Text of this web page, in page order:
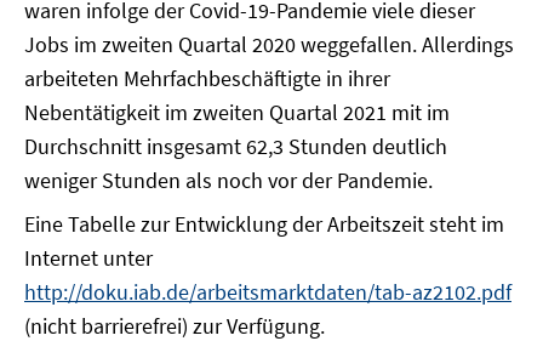
waren infolge der Covid-19-Pandemie viele dieser
Jobs im zweiten Quartal 2020 weggefallen. Allerdings
arbeiteten Mehrfachbeschäftigte in ihrer
Nebentätigkeit im zweiten Quartal 2021 mit im
Durchschnitt insgesamt 62,3 Stunden deutlich
weniger Stunden als noch vor der Pandemie.
Eine Tabelle zur Entwicklung der Arbeitszeit steht im
Internet unter
http://doku.iab.de/arbeitsmarktdaten/tab-az2102.pdf
(nicht barrierefrei) zur Verfügung.